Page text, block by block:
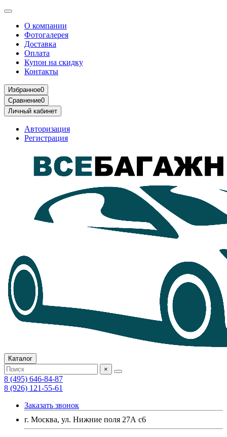
О компании
Фотогалерея
Доставка
Оплата
Купон на скидку
Контакты
Избранное0
Сравнение0
Личный кабинет
Авторизация
Регистрация
Каталог
×
8 (495) 646-84-87
8 (926) 121-55-61
Заказать звонок
г. Москва, ул. Нижние поля 27А с6